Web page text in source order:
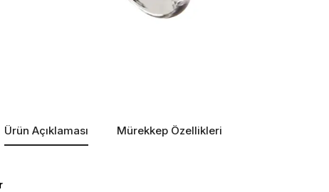
Ürün Açıklaması Mürekkep Özellikleri